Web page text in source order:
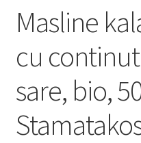
Masline
cu
sare, bio,